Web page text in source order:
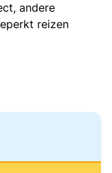
andere
reizen